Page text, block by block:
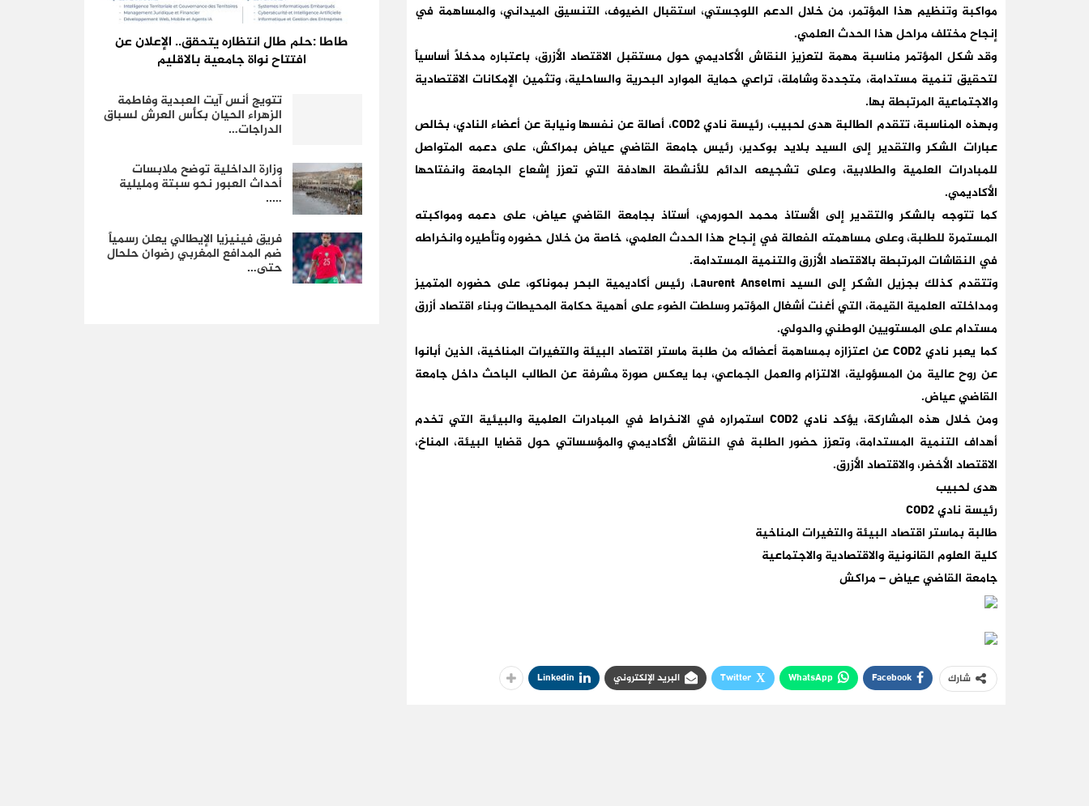
مواكبة وتنظيم هذا المؤتمر، من خلال الدعم اللوجستي، استقبال الضيوف، التنسيق الميداني، والمساهمة في
إنجاح مختلف مراحل هذا الحدث العلمي.
وقد شكل المؤتمر مناسبة مهمة لتعزيز النقاش الأكاديمي حول مستقبل الاقتصاد الأزرق، باعتباره مدخلاً أساسياً
لتحقيق تنمية مستدامة، متجددة وشاملة، تراعي حماية الموارد البحرية والساحلية، وتثمين الإمكانات الاقتصادية
والاجتماعية المرتبطة بها.
وبهذه المناسبة، تتقدم الطالبة هدى لحبيب، رئيسة نادي COD2، أصالة عن نفسها ونيابة عن أعضاء النادي، بخالص
عبارات الشكر والتقدير إلى السيد بلايد بوكدير، رئيس جامعة القاضي عياض بمراكش، على دعمه المتواصل
للمبادرات العلمية والطلابية، وعلى تشجيعه الدائم للأنشطة الهادفة التي تعزز إشعاع الجامعة وانفتاحها
الأكاديمي.
كما تتوجه بالشكر والتقدير إلى الأستاذ محمد الحورمي، أستاذ بجامعة القاضي عياض، على دعمه ومواكبته
المستمرة للطلبة، وعلى مساهمته الفعالة في إنجاح هذا الحدث العلمي، خاصة من خلال حضوره وتأطيره وانخراطه
في النقاشات المرتبطة بالاقتصاد الأزرق والتنمية المستدامة.
وتتقدم كذلك بجزيل الشكر إلى السيد Laurent Anselmi، رئيس أكاديمية البحر بموناكو، على حضوره المتميز
ومداخلته العلمية القيمة، التي أغنت أشغال المؤتمر وسلطت الضوء على أهمية حكامة المحيطات وبناء اقتصاد أزرق
مستدام على المستويين الوطني والدولي.
كما يعبر نادي COD2 عن اعتزازه بمساهمة أعضائه من طلبة ماستر اقتصاد البيئة والتغيرات المناخية، الذين أبانوا
عن روح عالية من المسؤولية، الالتزام والعمل الجماعي، بما يعكس صورة مشرفة عن الطالب الباحث داخل جامعة
القاضي عياض.
ومن خلال هذه المشاركة، يؤكد نادي COD2 استمراره في الانخراط في المبادرات العلمية والبيئية التي تخدم
أهداف التنمية المستدامة، وتعزز حضور الطلبة في النقاش الأكاديمي والمؤسساتي حول قضايا البيئة، المناخ،
الاقتصاد الأخضر، والاقتصاد الأزرق.
هدى لحبيب
رئيسة نادي COD2
طالبة بماستر اقتصاد البيئة والتغيرات المناخية
كلية العلوم القانونية والاقتصادية والاجتماعية
جامعة القاضي عياض – مراكش
شارك Facebook
WhatsApp
Twitter البريد الإلكتروني Linkedin
طاطا :حلم طال انتظاره يتحقق.. الإعلان عن
افتتاح نواة جامعية بالاقليم
تتويج أنس آيت العبدية وفاطمة
الزهراء الحيان بكأس العرش لسباق
الدراجات…
وزارة الداخلية توضح ملابسات
أحداث العبور نحو سبتة ومليلية
…..
فريق فينيزيا الإيطالي يعلن رسمياً
ضم المدافع المغربي رضوان حلحال
حتى…